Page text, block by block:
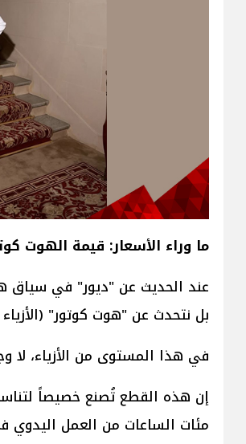
ما وراء الأسعار: قيمة الهوت
عند الحديث عن "ديور" في سياق
بل نتحدث عن "هوت كوتور"
في هذا المستوى من الأزياء، لا
إن هذه القطع تُصنع خصيصاً
مئات الساعات من العمل اليدوي